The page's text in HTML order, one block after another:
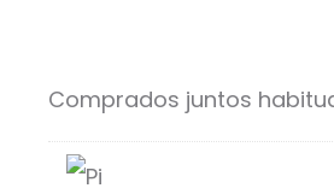
Comprados juntos